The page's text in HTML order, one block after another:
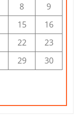
8
9
15
16
22
23
29
30